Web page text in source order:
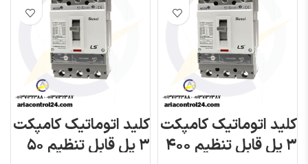
کلید اتوماتیک کامپکت
۳ پل قابل تنظیم ۴۰۰
کلید اتوماتیک کامپکت
۳ پل قابل تنظیم ۵۰